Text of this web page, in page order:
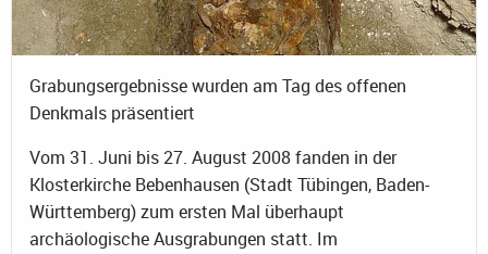
Grabungsergebnisse wurden am Tag des offenen
Denkmals präsentiert
Vom 31. Juni bis 27. August 2008 fanden in der
Klosterkirche Bebenhausen (Stadt Tübingen, Baden-
Württemberg) zum ersten Mal überhaupt
archäologische Ausgrabungen statt. Im